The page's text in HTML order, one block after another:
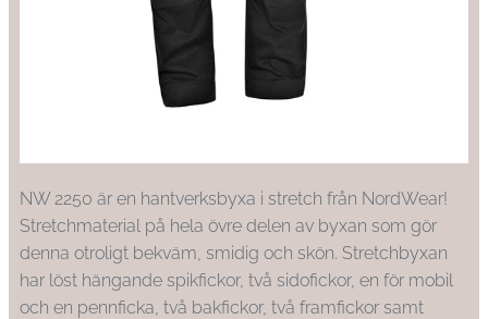
NW 2250 är en hantverksbyxa i stretch från NordWear!
Stretchmaterial på hela övre delen av byxan som gör
denna otroligt bekväm, smidig och skön. Stretchbyxan
har löst hängande spikfickor, två sidofickor, en för mobil
och en pennficka, två bakfickor, två framfickor samt